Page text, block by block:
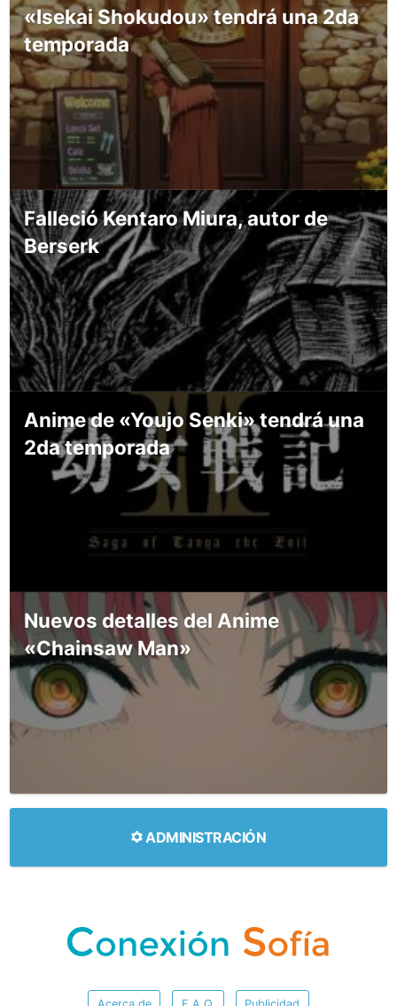
«Isekai Shokudou» tendrá una 2da
temporada
Falleció Kentaro Miura, autor de
Berserk
Anime de «Youjo Senki» tendrá una
2da temporada
Nuevos detalles del Anime
«Chainsaw Man»
ADMINISTRACIÓN